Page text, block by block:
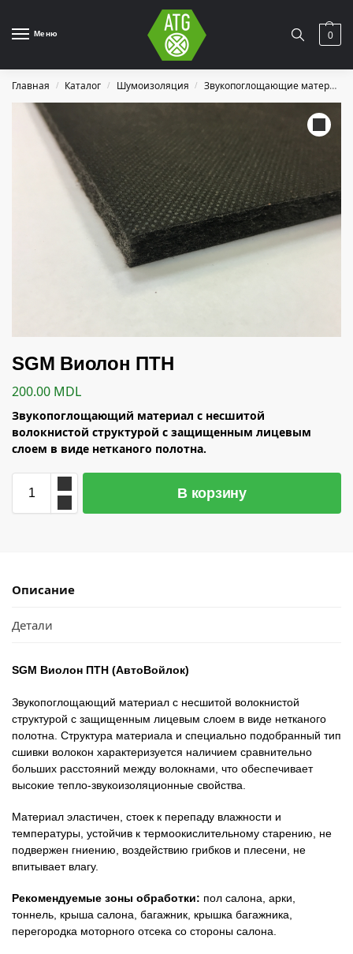
Меню 0
Главная / Каталог / Шумоизоляция / Звукопоглощающие материалы
SGM Виолон ПТН
200.00 MDL
Звукопоглощающий материал с несшитой
волокнистой структурой с защищенным лицевым
слоем в виде нетканого полотна.
В корзину
Описание
Детали
SGM Виолон ПТН (АвтоВойлок)
Звукопоглощающий материал с несшитой волокнистой
структурой с защищенным лицевым слоем в виде нетканого
полотна. Структура материала и специально подобранный тип
сшивки волокон характеризуется наличием сравнительно
больших расстояний между волокнами, что обеспечивает
высокие тепло-звукоизоляционные свойства.
Материал эластичен, стоек к перепаду влажности и
температуры, устойчив к термоокислительному старению, не
подвержен гниению, воздействию грибков и плесени, не
впитывает влагу.
Рекомендуемые зоны обработки: пол салона, арки,
тоннель, крыша салона, багажник, крышка багажника,
перегородка моторного отсека со стороны салона.